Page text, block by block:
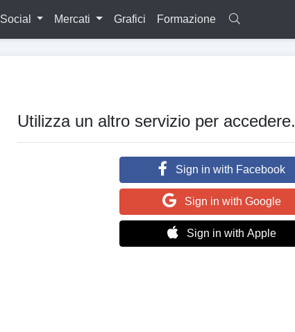
Social Mercati Grafici Formazione
Utilizza un altro servizio per accedere.
Sign in with Facebook
Sign in with Google
Sign in with Apple